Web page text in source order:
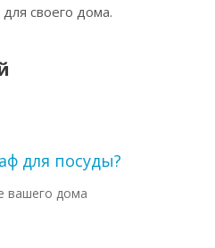
своего дома.
для посуды?
вашего дома